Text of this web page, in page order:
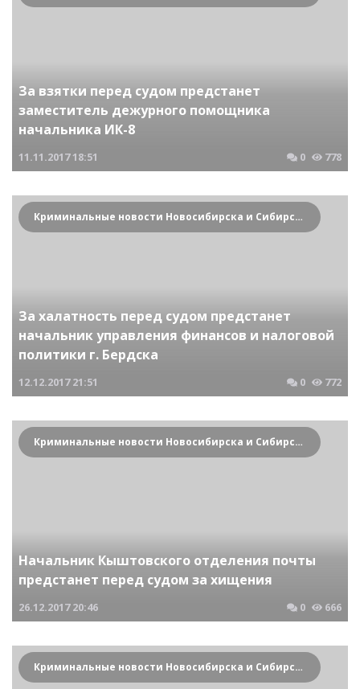
За взятки перед судом предстанет
заместитель дежурного помощника
начальника ИК-8
11.11.201718:51 0 778
Криминальные новости Новосибирска и Сибирского региона
За халатность перед судом предстанет
начальник управления финансов и налоговой
политики г. Бердска
12.12.2017 21:51 0 772
Криминальные новости Новосибирска и Сибирского региона
Начальник Кыштовского отделения почты
предстанет перед судом за хищения
26.12.2017 20:46 0 666
Криминальные новости Новосибирска и Сибирского региона